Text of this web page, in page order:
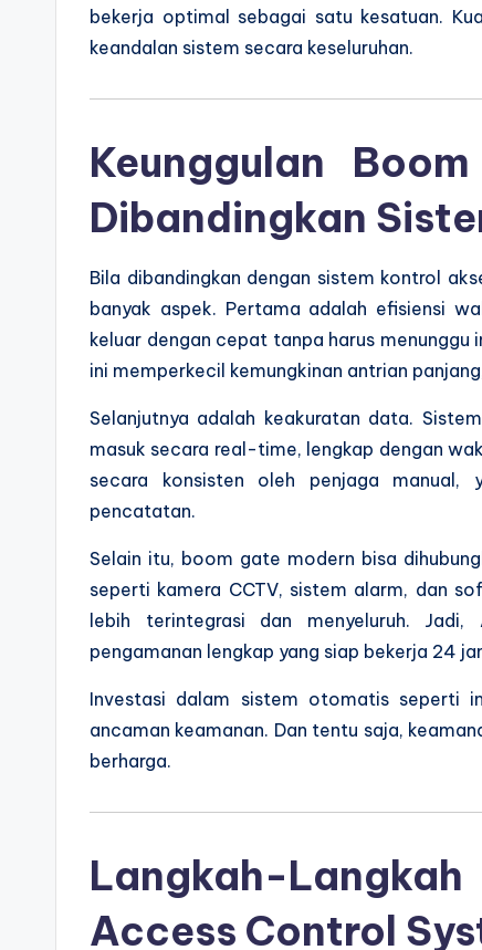
bekerja optimal sebagai satu kesatuan.
keandalan sistem secara keseluruhan.
Keunggulan
Dibandingkan
Bila dibandingkan dengan sistem kontrol
banyak aspek. Pertama adalah efisiensi
keluar dengan cepat tanpa harus
ini memperkecil kemungkinan antrian
Selanjutnya adalah keakuratan data.
masuk secara real-time, lengkap dengan
secara konsisten oleh penjaga manual,
pencatatan.
Selain itu, boom gate modern bisa
seperti kamera CCTV, sistem alarm, dan
lebih terintegrasi dan menyeluruh.
pengamanan lengkap yang siap bekerja 24
Investasi dalam sistem otomatis seperti
ancaman keamanan. Dan tentu saja,
berharga.
Langkah-Langkah
Access Control